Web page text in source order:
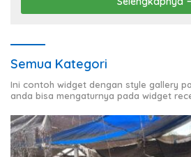
Semua Kategori
Ini contoh widget dengan style gallery
anda bisa mengaturnya pada widget